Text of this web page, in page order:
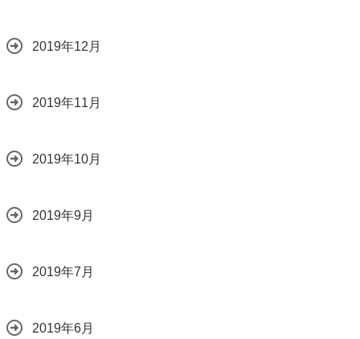
2019年12月
2019年11月
2019年10月
2019年9月
2019年7月
2019年6月